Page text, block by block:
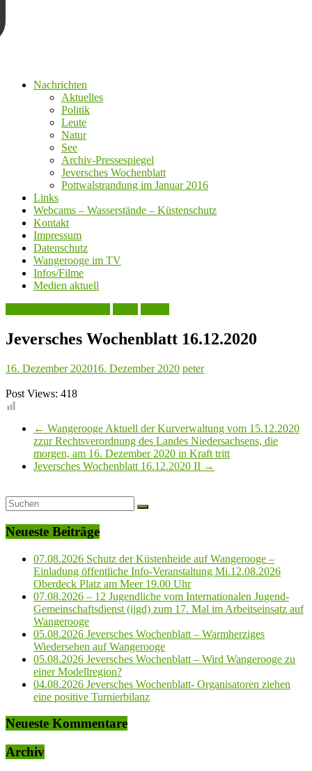
Nachrichten
Aktuelles
Politik
Leute
Natur
See
Archiv-Pressespiegel
Jeversches Wochenblatt
Pottwalstrandung im Januar 2016
Links
Webcams – Wasserstände – Küstenschutz
Kontakt
Impressum
Datenschutz
Wangerooge im TV
Infos/Filme
Medien aktuell
Jeversches Wochenblatt 16.12.2020
16. Dezember 202016. Dezember 2020 peter
Post Views: 418
← Wangerooge Aktuell der Kurverwaltung vom 15.12.2020
zzur Rechtsverordnung des Landes Niedersachsens, die
morgen, am 16. Dezember 2020 in Kraft tritt
Jeversches Wochenblatt 16.12.2020 II →
Neueste Beiträge
07.08.2026 Schutz der Küstenheide auf Wangerooge –
Einladung öffentliche Info-Veranstaltung Mi.12.08.2026
Oberdeck Platz am Meer 19.00 Uhr
07.08.2026 – 12 Jugendliche vom Internationalen Jugend-
Gemeinschaftsdienst (ijgd) zum 17. Mal im Arbeitseinsatz auf
Wangerooge
05.08.2026 Jeversches Wochenblatt – Warmherziges
Wiedersehen auf Wangerooge
05.08.2026 Jeversches Wochenblatt – Wird Wangerooge zu
einer Modellregion?
04.08.2026 Jeversches Wochenblatt- Organisatoren ziehen
eine positive Turnierbilanz
Neueste Kommentare
Archiv